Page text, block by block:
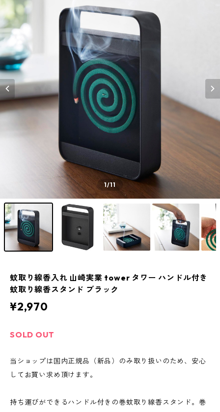
1/11
蚊取り線香入れ 山崎実業 tower タワー ハンドル付き
蚊取り線香スタンド ブラック
¥2,970
SOLD OUT
当ショップは国内正規品（新品）のみ取り扱いのため、安心
してお買い求め頂けます。
持ち運びができるハンドル付きの巻蚊取り線香スタンド。巻